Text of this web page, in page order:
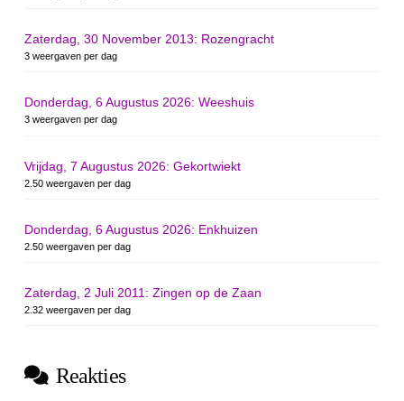
Zaterdag, 30 November 2013: Rozengracht
3 weergaven per dag
Donderdag, 6 Augustus 2026: Weeshuis
3 weergaven per dag
Vrijdag, 7 Augustus 2026: Gekortwiekt
2.50 weergaven per dag
Donderdag, 6 Augustus 2026: Enkhuizen
2.50 weergaven per dag
Zaterdag, 2 Juli 2011: Zingen op de Zaan
2.32 weergaven per dag
Reakties